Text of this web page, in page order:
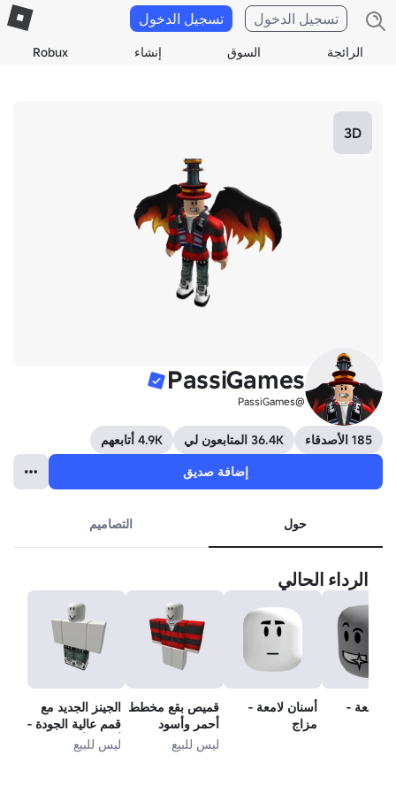
الرائجة السوق إنشاء Robux
تسجيل الدخول تسجيل الدخول
3D
PassiGames
@PassiGames
185 الأصدقاء 36.4K المتابعون لي
4.9K أتابعهم
إضافة صديق
حول التصاميم
الرداء الحالي
لامعة -
أسنان لامعة -
مزاج
قميص بقع مخطط
أحمر وأسود
ليس للبيع
الجينز الجديد مع
قمم عالية الجودة -
أبيض وأسود
ليس للبيع